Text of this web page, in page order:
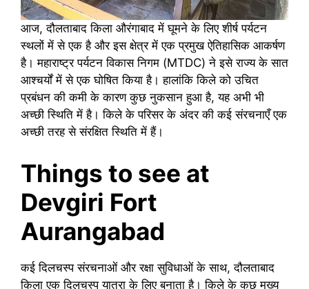
आज, दौलताबाद किला औरंगाबाद में घूमने के लिए शीर्ष पर्यटन
स्थलों में से एक है और इस क्षेत्र में एक प्रमुख ऐतिहासिक आकर्षण
है। महाराष्ट्र पर्यटन विकास निगम (MTDC) ने इसे राज्य के सात
आश्चर्यों में से एक घोषित किया है। हालांकि किले को उचित
प्रबंधन की कमी के कारण कुछ नुकसान हुआ है, यह अभी भी
अच्छी स्थिति में है। किले के परिसर के अंदर की कई संरचनाएँ एक
अच्छी तरह से संरक्षित स्थिति में हैं।
Things to see at
Devgiri Fort
Aurangabad
कई दिलचस्प संरचनाओं और रक्षा सुविधाओं के साथ, दौलताबाद
किला एक दिलचस्प यात्रा के लिए बनाता है। किले के कुछ मुख्य